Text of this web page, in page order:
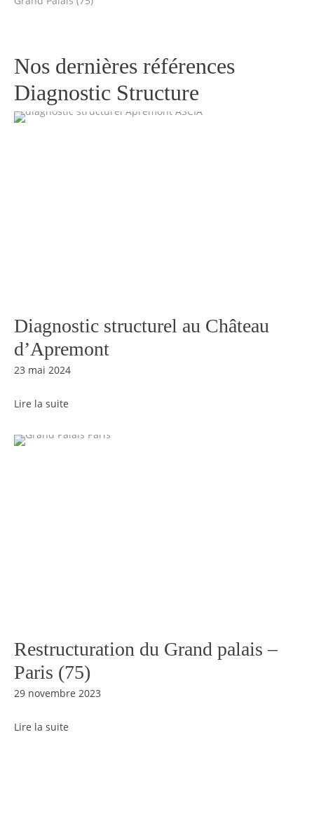
Nos dernières références
Diagnostic Structure
Diagnostic structurel au Château
d’Apremont
23 mai 2024
Lire la suite
Restructuration du Grand palais –
Paris (75)
29 novembre 2023
Lire la suite